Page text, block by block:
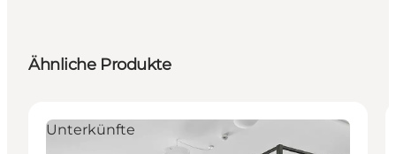
Ähnliche Produkte
Unterkünfte